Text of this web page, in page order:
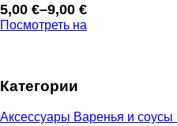
5,00 €–9,00 €
Диапазон
цен:
9,00 €
Посмотреть на
Категории
Аксессуары Варенья и соусы